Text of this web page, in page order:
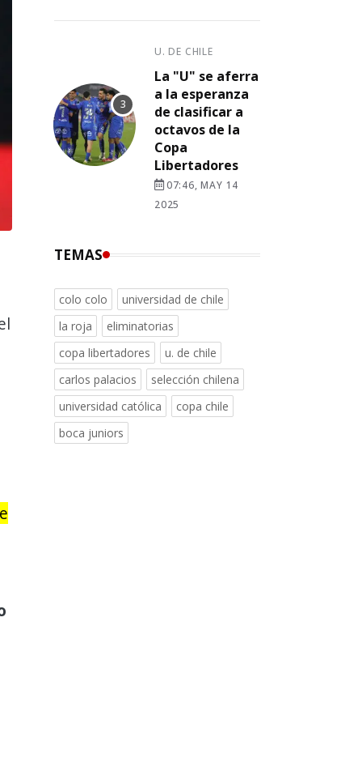
U. DE CHILE
La "U" se aferra
a la esperanza
de clasificar a
octavos de la
Copa
Libertadores
07:46, MAY 14
2025
TEMAS
colo colo
universidad de chile
la roja
eliminatorias
copa libertadores
u. de chile
carlos palacios
selección chilena
universidad católica
copa chile
boca juniors